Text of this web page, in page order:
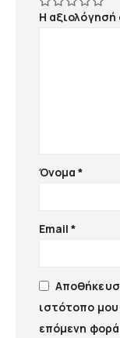
Η
Όνομα*
Email*
ιστότοπο
επόμενη